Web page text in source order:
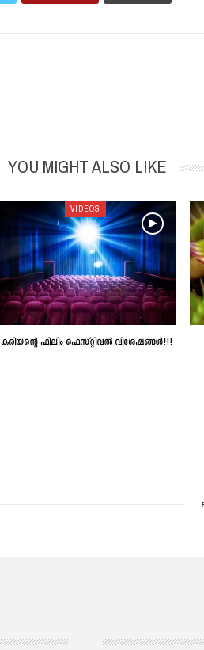
YOU MIGHT ALSO LIKE
VIDEOS
കരിയന്റെ ഫിലിം ഫെസ്റ്റിവൽ വിശേഷങ്ങൾ!!!